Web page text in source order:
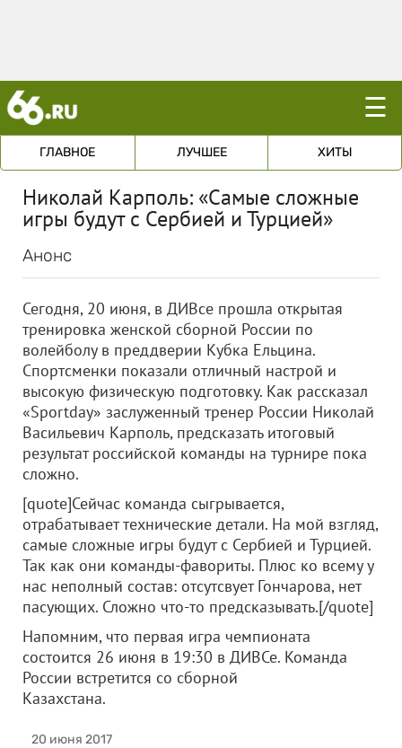
☰
ГЛАВНОЕ ЛУЧШЕЕ ХИТЫ
Николай Карполь: «Самые сложные
игры будут с Сербией и Турцией»
Анонс
Сегодня, 20 июня, в ДИВсе прошла открытая
тренировка женской сборной России по
волейболу в преддверии Кубка Ельцина.
Спортсменки показали отличный настрой и
высокую физическую подготовку. Как рассказал
«Sportday» заслуженный тренер России Николай
Васильевич Карполь, предсказать итоговый
результат российской команды на турнире пока
сложно.
[quote]Сейчас команда сыгрывается,
отрабатывает технические детали. На мой взгляд,
самые сложные игры будут с Сербией и Турцией.
Так как они команды-фавориты. Плюс ко всему у
нас неполный состав: отсутсвует Гончарова, нет
пасующих. Сложно что-то предсказывать.[/quote]
Напомним, что первая игра чемпионата
состоится 26 июня в 19:30 в ДИВСе. Команда
России встретится со сборной
Казахстана.
20 июня 2017